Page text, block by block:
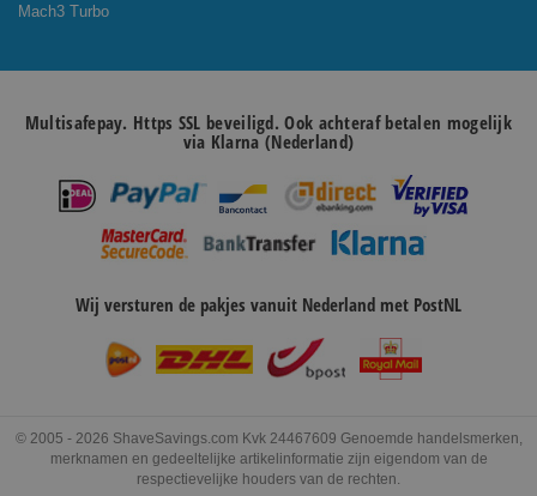
Mach3 Turbo
Multisafepay. Https SSL beveiligd. Ook achteraf betalen mogelijk
via Klarna (Nederland)
Wij versturen de pakjes vanuit Nederland met PostNL
© 2005 - 2026 ShaveSavings.com Kvk 24467609 Genoemde handelsmerken,
merknamen en gedeeltelijke artikelinformatie zijn eigendom van de
respectievelijke houders van de rechten.